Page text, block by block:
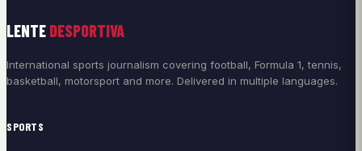
LENTE DESPORTIVA
International sports journalism covering football, Formula 1, tennis,
basketball, motorsport and more. Delivered in multiple languages.
SPORTS